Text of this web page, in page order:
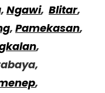
, Ngawi, Blitar,
, Pamekasan,
,
,